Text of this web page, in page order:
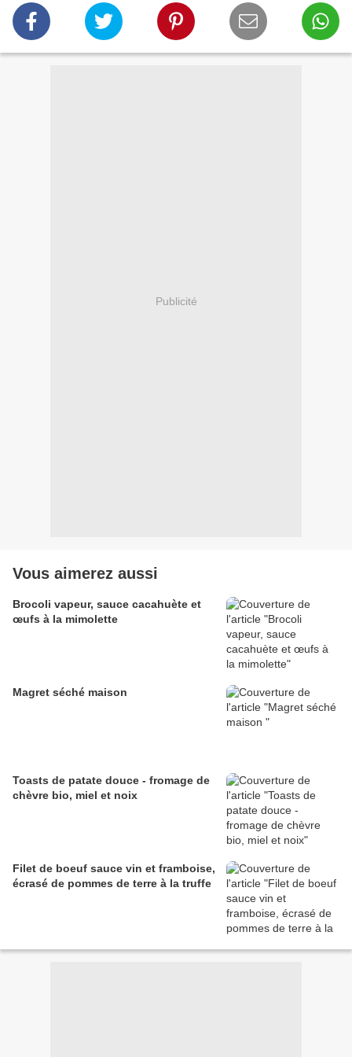
Publicité
Vous aimerez aussi
Brocoli vapeur, sauce cacahuète et
œufs à la mimolette
Magret séché maison
Toasts de patate douce - fromage de
chèvre bio, miel et noix
Filet de boeuf sauce vin et framboise,
écrasé de pommes de terre à la truffe